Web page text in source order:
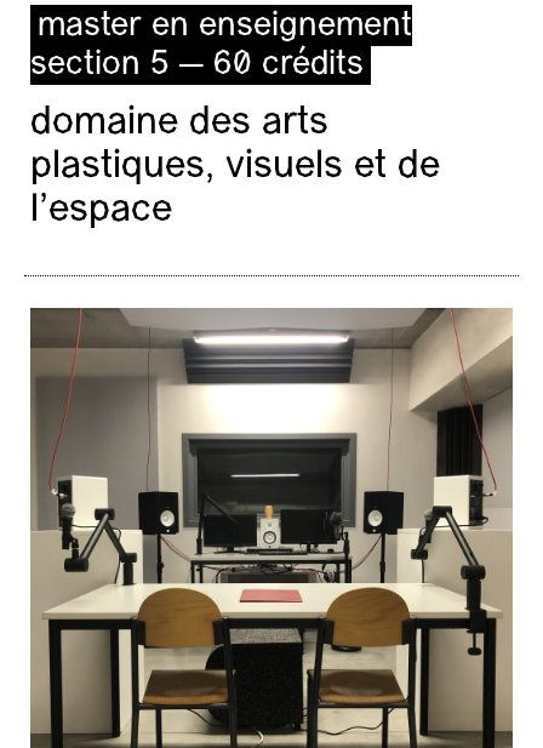
master en enseignement
section 5 — 60 crédits
domaine des arts
plastiques, visuels et de
l’espace